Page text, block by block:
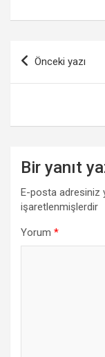
Yazı
gezinmesi
Önceki yazı
Bir yanıt
E-posta adresiniz
işaretlenmişlerdir
Yorum *